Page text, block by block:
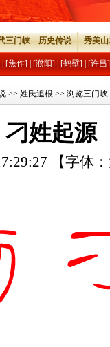
三门峡 历史传说 秀美
[焦作] [濮阳] [鹤壁] [许昌]
>> 姓氏追根 >> 浏览三门峡
刁姓起源
【字体：